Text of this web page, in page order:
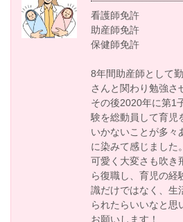
看護師免許
助産師免許
保健師免許
8年間助産師として
さんと関わり勉強さ
その後2020年に第1
験を総動員して育児
いかないことが多々
に染みて感じました
可愛く大変さも吹き
ら復職し、育児の経
識だけではなく、生
られたらいいなと思
お願いします！